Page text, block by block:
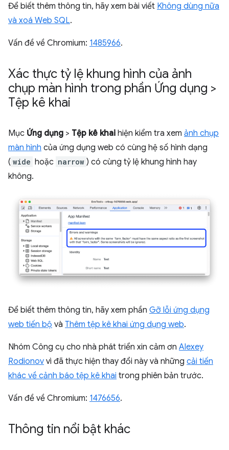
Để biết thêm thông tin, hãy xem bài viết Không dùng nữa
và xoá Web SQL.
Vấn đề về Chromium: 1485966.
Xác thực tỷ lệ khung hình của ảnh
chụp màn hình trong phần Ứng dụng >
Tệp kê khai
Mục Ứng dụng > Tệp kê khai hiện kiểm tra xem ảnh chụp
màn hình của ứng dụng web có cùng hệ số hình dạng
( wide hoặc narrow ) có cùng tỷ lệ khung hình hay
không.
Để biết thêm thông tin, hãy xem phần Gỡ lỗi ứng dụng
web tiến bộ và Thêm tệp kê khai ứng dụng web.
Nhóm Công cụ cho nhà phát triển xin cảm ơn Alexey
Rodionov vì đã thực hiện thay đổi này và những cải tiến
khác về cảnh báo tệp kê khai trong phiên bản trước.
Vấn đề về Chromium: 1476656.
Thông tin nổi bật khác